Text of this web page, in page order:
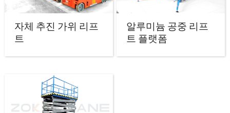
자체 추진 가위 리프
트
알루미늄 공중 리프
트 플랫폼